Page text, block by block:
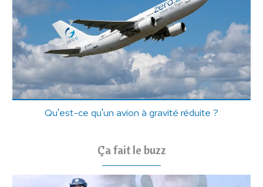
Qu'est-ce qu'un avion à gravité réduite ?
Ça fait le buzz